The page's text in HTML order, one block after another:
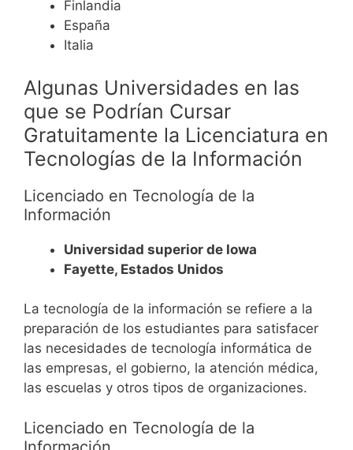
Finlandia
España
Italia
Algunas Universidades en las
que se Podrían Cursar
Gratuitamente la Licenciatura en
Tecnologías de la Información
Licenciado en Tecnología de la
Información
Universidad superior de Iowa
Fayette, Estados Unidos
La tecnología de la información se refiere a la
preparación de los estudiantes para satisfacer
las necesidades de tecnología informática de
las empresas, el gobierno, la atención médica,
las escuelas y otros tipos de organizaciones.
Licenciado en Tecnología de la